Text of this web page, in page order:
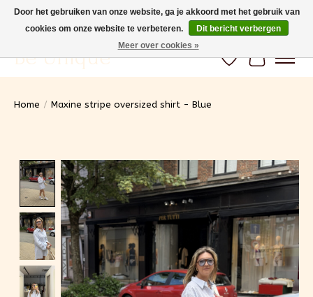
Gratis verzending vanaf 100€ (BE) Snelle levering
Be Unique Verlanglijst
Home / Maxine stripe oversized shirt - Blue
Product image slideshow Items
Door het gebruiken van onze website, ga je akkoord met het gebruik van
cookies om onze website te verbeteren.
Dit bericht verbergen
Meer over cookies »